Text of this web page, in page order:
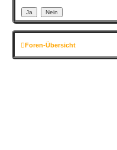
Foren-Übersicht